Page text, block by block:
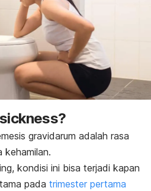
?
gravidarum adalah rasa
kehamilan.
, kondisi ini bisa terjadi kapan
pada trimester pertama